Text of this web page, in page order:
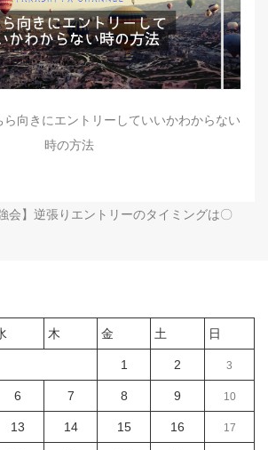
ら向きにエントリーしていいかわからない
時の方法
会】逆張りエントリーのタイミングは〇
木 金 土 日
1 2 3
6 7 8 9 10
13 14 15 16 17